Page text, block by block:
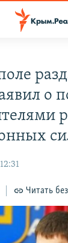
о
Читать